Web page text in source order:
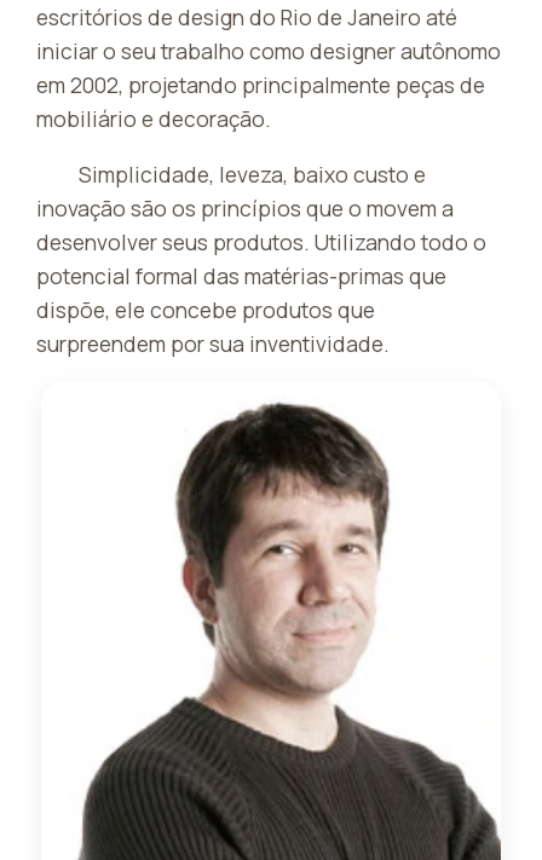
escritórios de design do Rio de Janeiro até
iniciar o seu trabalho como designer autônomo
em 2002, projetando principalmente peças de
mobiliário e decoração.
Simplicidade, leveza, baixo custo e
inovação são os princípios que o movem a
desenvolver seus produtos. Utilizando todo o
potencial formal das matérias-primas que
dispõe, ele concebe produtos que
surpreendem por sua inventividade.